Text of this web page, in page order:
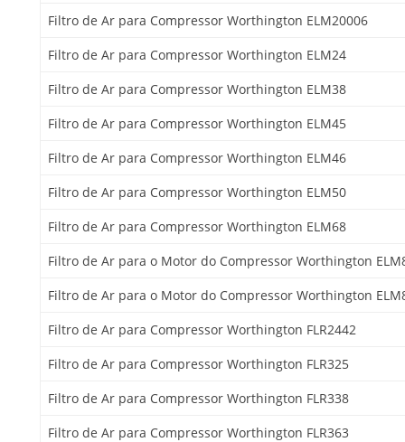
Filtro de Ar para Compressor Worthington ELM20006
Filtro de Ar para Compressor Worthington ELM24
Filtro de Ar para Compressor Worthington ELM38
Filtro de Ar para Compressor Worthington ELM45
Filtro de Ar para Compressor Worthington ELM46
Filtro de Ar para Compressor Worthington ELM50
Filtro de Ar para Compressor Worthington ELM68
Filtro de Ar para o Motor do Compressor Worthington
Filtro de Ar para o Motor do Compressor Worthington
Filtro de Ar para Compressor Worthington FLR2442
Filtro de Ar para Compressor Worthington FLR325
Filtro de Ar para Compressor Worthington FLR338
Filtro de Ar para Compressor Worthington FLR363